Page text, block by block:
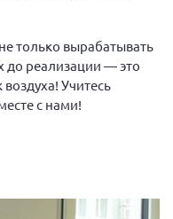
только вырабатывать
до реализации — это
Учитесь
с нами!